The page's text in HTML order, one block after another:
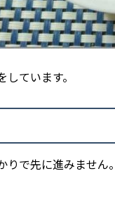
ています。
りで先に進みません